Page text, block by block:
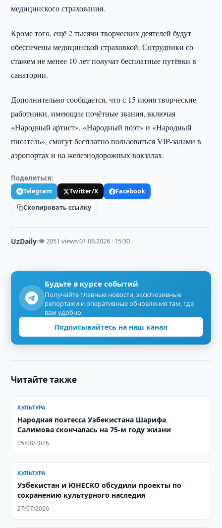
медицинского страхования.
Кроме того, ещё 2 тысячи творческих деятелей будут
обеспечены медицинской страховкой. Сотрудники со
стажем не менее 10 лет получат бесплатные путёвки в
санатории.
Дополнительно сообщается, что с 15 июня творческие
работники, имеющие почётные звания, включая
«Народный артист», «Народный поэт» и «Народный
писатель», смогут бесплатно пользоваться VIP-залами в
аэропортах и на железнодорожных вокзалах.
Поделиться:
Telegram Twitter/X
Facebook
Скопировать ссылку
UzDaily·👁 2051 views·01.06.2026 · 15:30
Будьте в курсе событий
Получайте главные новости, эксклюзивные
репортажи и оперативные обновления там, где
вам удобно.
Подписывайтесь на наш канал
Читайте также
КУЛЬТУРА
Народная поэтесса Узбекистана Шарифа
Салимова скончалась на 75-м году жизни
05/08/2026
КУЛЬТУРА
Узбекистан и ЮНЕСКО обсудили проекты по
сохранению культурного наследия
27/07/2026